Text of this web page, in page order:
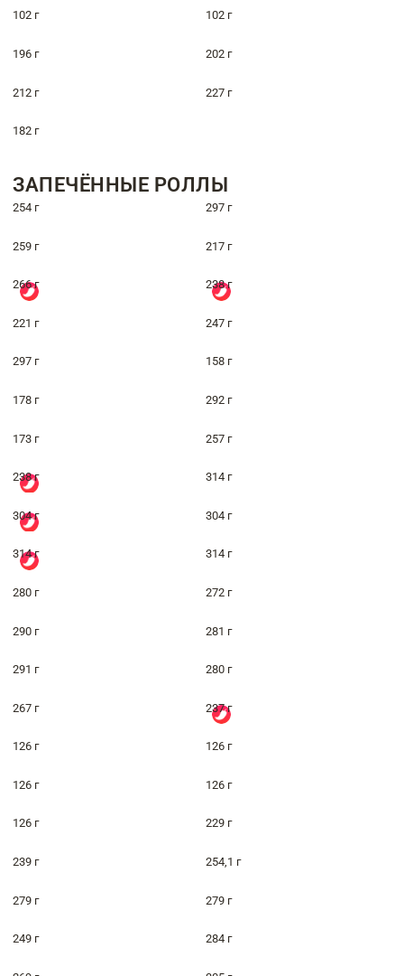
102 г 102 г
196 г 202 г
212 г 227 г
182 г
ЗАПЕЧЁННЫЕ РОЛЛЫ
254 г 297 г
259 г 217 г
266 г 238 г
221 г 247 г
297 г 158 г
178 г 292 г
173 г 257 г
238 г 314 г
304 г 304 г
314 г 314 г
280 г 272 г
290 г 281 г
291 г 280 г
267 г 237 г
126 г 126 г
126 г 126 г
126 г 229 г
239 г 254,1 г
279 г 279 г
249 г 284 г